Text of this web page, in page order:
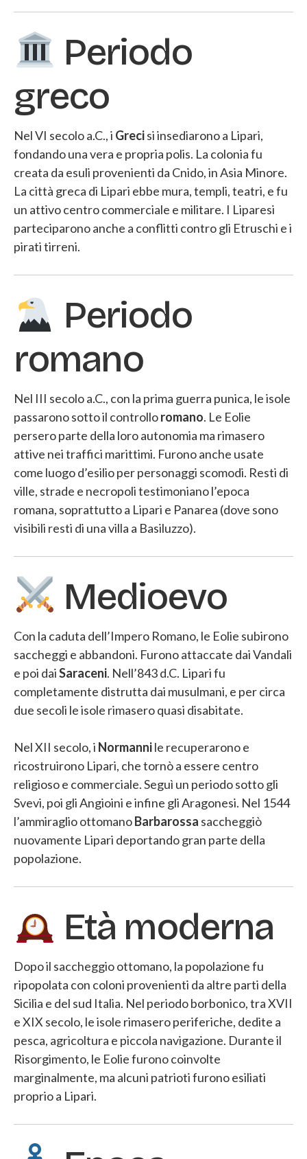
Periodo
greco
Nel VI secolo a.C., i Grecisi insediarono a Lipari,
fondando una vera e propria polis. La colonia fu
creata da esuli provenienti da Cnido, in Asia Minore.
La città greca di Lipari ebbe mura, templi, teatri, e fu
un attivo centro commerciale e militare. I Liparesi
parteciparono anche a conflitti contro gli Etruschi e i
pirati tirreni.
Periodo
romano
Nel III secolo a.C., con la prima guerra punica, le isole
passarono sotto il controlloromano. Le Eolie
persero parte della loro autonomia ma rimasero
attive nei traffici marittimi. Furono anche usate
come luogo d’esilio per personaggi scomodi. Resti di
ville, strade e necropoli testimoniano l’epoca
romana, soprattutto a Lipari e Panarea (dove sono
visibili resti di una villa a Basiluzzo).
Medioevo
Con la caduta dell’Impero Romano, le Eolie subirono
saccheggi e abbandoni. Furono attaccate dai Vandali
e poi daiSaraceni. Nell’843 d.C. Lipari fu
completamente distrutta dai musulmani, e per circa
due secoli le isole rimasero quasi disabitate.
Nel XII secolo, i Normannile recuperarono e
ricostruirono Lipari, che tornò a essere centro
religioso e commerciale. Seguì un periodo sotto gli
Svevi, poi gli Angioini e infine gli Aragonesi. Nel 1544
l’ammiraglio ottomanoBarbarossa saccheggiò
nuovamente Lipari deportando gran parte della
popolazione.
Età moderna
Dopo il saccheggio ottomano, la popolazione fu
ripopolata con coloni provenienti da altre parti della
Sicilia e del sud Italia. Nel periodo borbonico, tra XVII
e XIX secolo, le isole rimasero periferiche, dedite a
pesca, agricoltura e piccola navigazione. Durante il
Risorgimento, le Eolie furono coinvolte
marginalmente, ma alcuni patrioti furono esiliati
proprio a Lipari.